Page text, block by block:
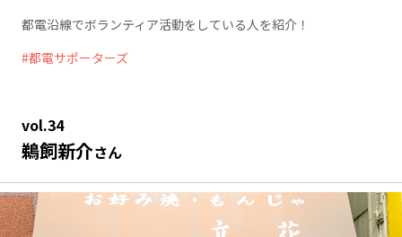
都電沿線でボランティア活動をしている人を紹介！
都電サポーターズ
vol.34
鵜飼新介さん